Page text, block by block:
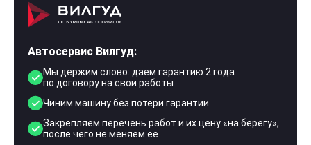
Автосервис Вилгуд:
Мы держим слово: даем гарантию 2 года
по договору на свои работы
Чиним машину без потери гарантии
Закрепляем перечень работ и их цену «на берегу»,
после чего не меняем ее